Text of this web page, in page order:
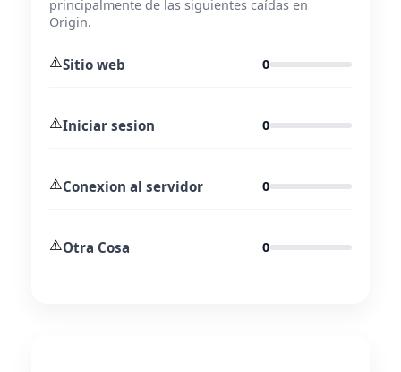
principalmente de las siguientes caídas en
Origin.
⚠️Sitio web 0
⚠️Iniciar sesion 0
⚠️Conexion al servidor 0
⚠️Otra Cosa 0